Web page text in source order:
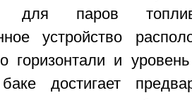
для паров
устройство
горизонтали и
достигает